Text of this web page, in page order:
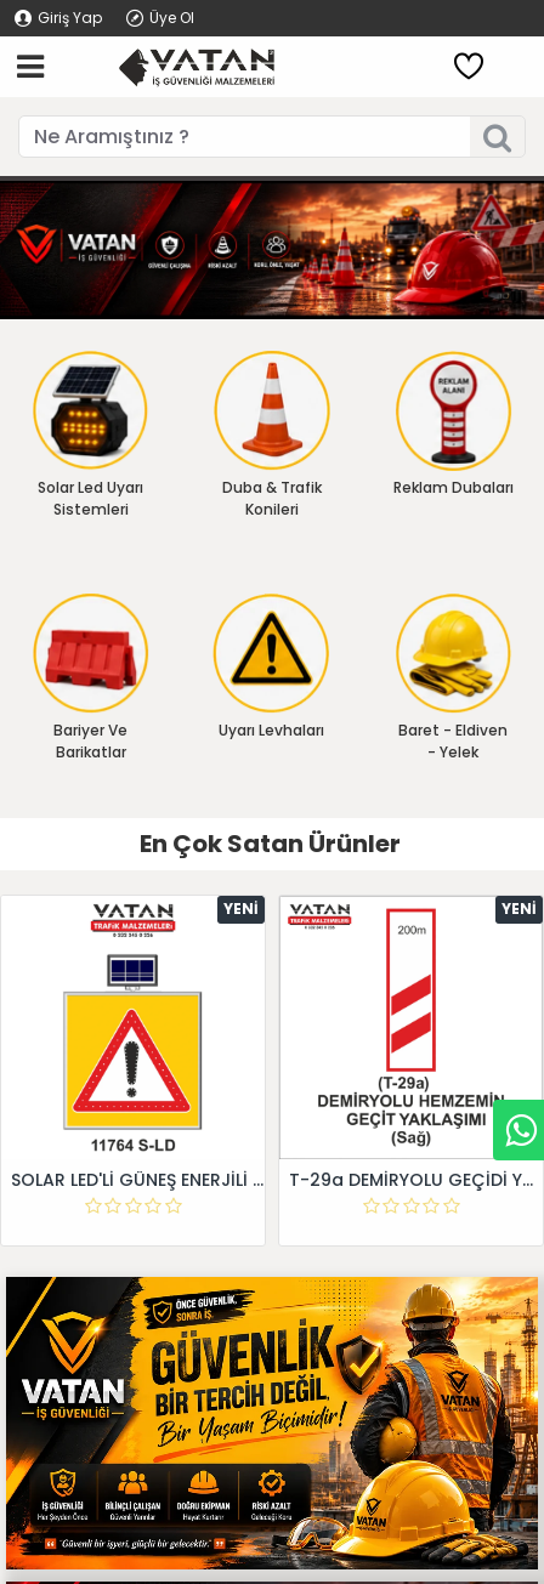
Giriş Yap Üye Ol
Solar Led Uyarı
Sistemleri
Duba & Trafik
Konileri
Reklam Dubaları
Bariyer Ve
Barikatlar
Uyarı Levhaları
Baret - Eldiven
- Yelek
En Çok Satan Ürünler
YENI
SOLAR LED'Lİ GÜNEŞ ENERJİLİ LEVHA
YENI
T-29a DEMİRYOLU GEÇİDİ YAKLAŞIM LEVHALARI (Sağ)